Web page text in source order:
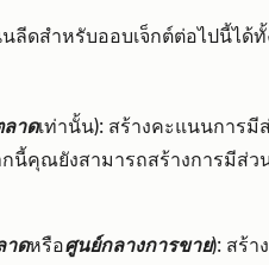
ลีดสำหรับออบเจ็กต์ต่อไปนี้ได้
าดเท่านั้น): สร้างคะแนนการ
นี้คุณยังสามารถสร้างการมีส่วน
าดหรือศูนย์กลางการขาย): สร้า